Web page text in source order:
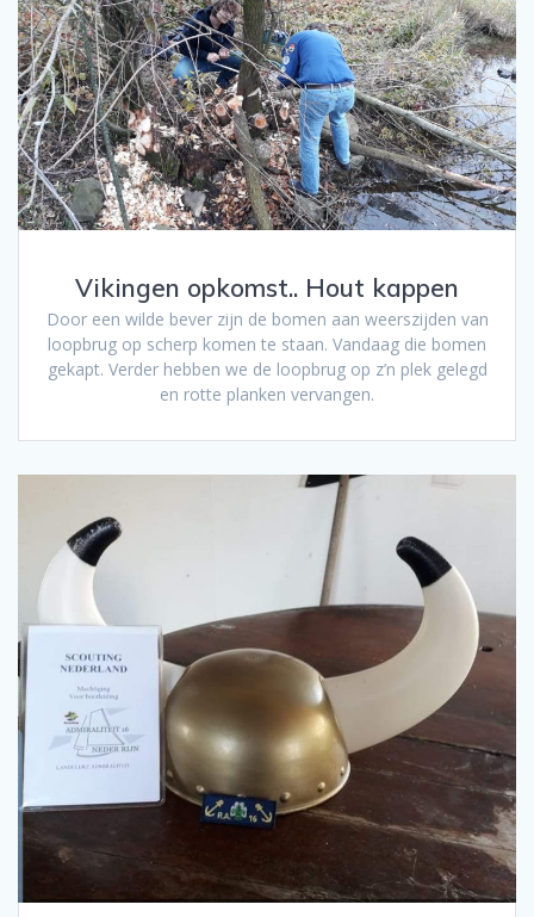
Vikingen opkomst.. Hout kappen
Door een wilde bever zijn de bomen aan weerszijden van
loopbrug op scherp komen te staan. Vandaag die bomen
gekapt. Verder hebben we de loopbrug op z’n plek gelegd
en rotte planken vervangen.